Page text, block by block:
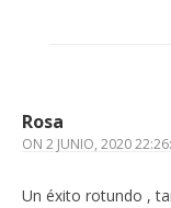
Rosa
ON 2 JUNIO, 2020
Un éxito rotundo ,